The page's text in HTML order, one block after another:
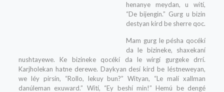
henanye meydan, u wití,
“De bijengin.” Gurg u bizin
destyan kird be sherre qoc.
Mam gurg le pésha qocékí
da le bizineke, shaxekaní
nushtayewe. Ke bizineke qocékí da le wirgí gurgeke drrí.
Karjholekan hatne derewe. Daykyan desí kird be Iéstneweyan,
we léy pirsín, “Rollo, lekuy bun?” Wityan, “Le malí xallman
danúleman exuward.” Wití, “Ey beshí min!” Hemú be dengé